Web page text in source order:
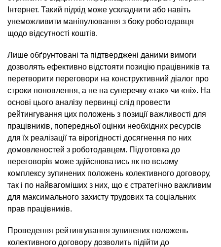
Інтернет. Такий підхід може ускладнити або навіть
унеможливити маніпулювання з боку роботодавця
щодо відсутності коштів.
Лише обґрунтовані та підтверджені даними вимоги
дозволять ефективно відстояти позицію працівників та
перетворити переговори на конструктивний діалог про
строки поновлення, а не на суперечку «так» чи «ні». На
основі цього аналізу первинці слід провести
рейтингування цих положень з позиції важливості для
працівників, попередньої оцінки необхідних ресурсів
для їх реалізації та вірогідності досягнення по них
домовленостей з роботодавцем. Підготовка до
переговорів може здійснюватись як по всьому
комплексу зупинених положень колективного договору,
так і по найвагоміших з них, що є стратегічно важливим
для максимального захисту трудових та соціальних
прав працівників.
Проведення рейтингування зупинених положень
колективного договору дозволить підійти до